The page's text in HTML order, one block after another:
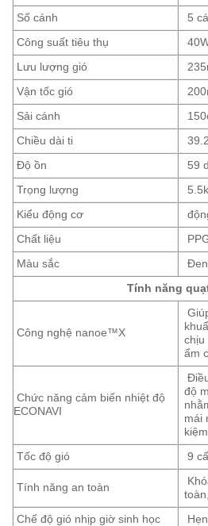
Số cánh 5
Công suất tiêu thụ
Lưu lượng gió
Vận tốc gió
Sải cánh
Chiều dài ti
Độ ồn 59
Trọng lượng
Kiểu động cơ
Chất liệu
Màu sắc Đen
Tính năng
Công nghệ nanoe™X
chịu
ẩm
Chức năng cảm biến nhiệt độ
ECONAVI
độ
mái
Tốc độ gió 9
Tính năng an toàn
Chế độ gió nhịp giờ sinh học